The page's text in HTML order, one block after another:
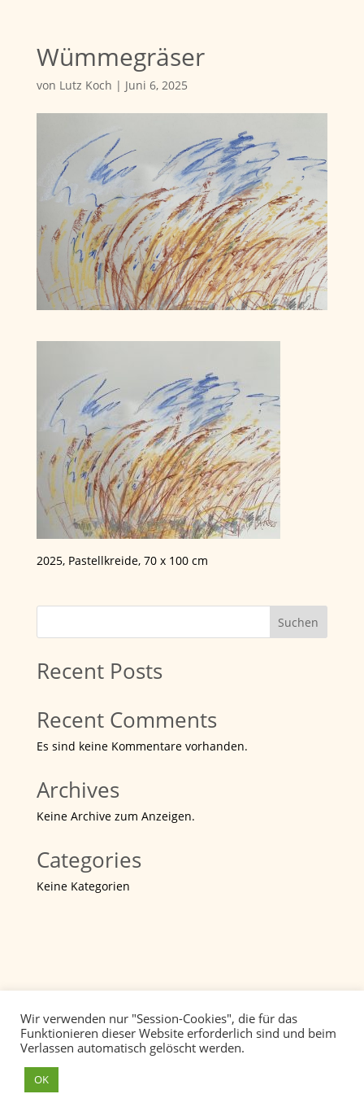
Wümmegräser
von Lutz Koch | Juni 6, 2025
2025, Pastellkreide, 70 x 100 cm
Suchen
Recent Posts
Recent Comments
Es sind keine Kommentare vorhanden.
Archives
Keine Archive zum Anzeigen.
Categories
Keine Kategorien
Datenschutz Impressum
Wir verwenden nur "Session-Cookies", die für das
Funktionieren dieser Website erforderlich sind und beim
Verlassen automatisch gelöscht werden.
OK